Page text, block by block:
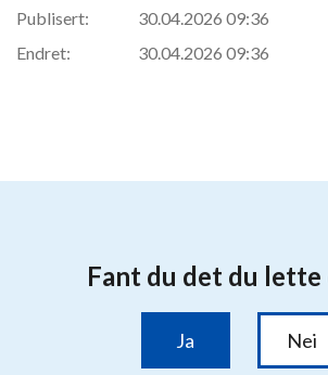
Publisert:
30.04.2026 09:36
Endret:
30.04.2026 09:36